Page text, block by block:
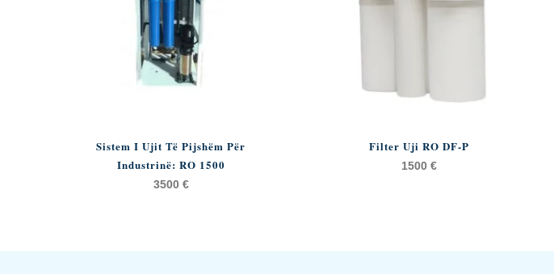
Sistem I Ujit Të Pijshëm Për
Industrinë: RO 1500
3500 €
Filter Uji RO DF-P
1500 €